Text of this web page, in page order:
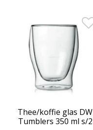
Thee/koffie glas DW
Tumblers 350 ml s/2